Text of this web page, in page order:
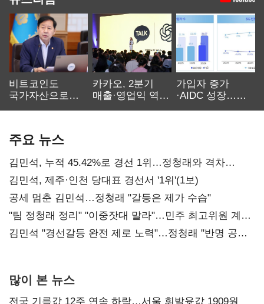
비트코인도
국가자산으로…'
카카오, 2분기
매출·영업익 역대
가입자 증가
·AIDC 성장…
주요 뉴스
김민석, 누적 45.42%로 경선 1위…정청래와 격차
0.86%p(2보)
김민석, 제주·인천 당대표 경선서 '1위'(1보)
공세 멈춘 김민석…정청래 "갈등은 제가 수습"
"팀 정청래 정리" "이중잣대 말라"…민주 최고위원 계파
다툼 격화
김민석 "경선갈등 완전 제로 노력"…정청래 "반명 공세
많이 본 뉴스
전국 기름값 12주 연속 하락…서울 휘발윳값 1909원